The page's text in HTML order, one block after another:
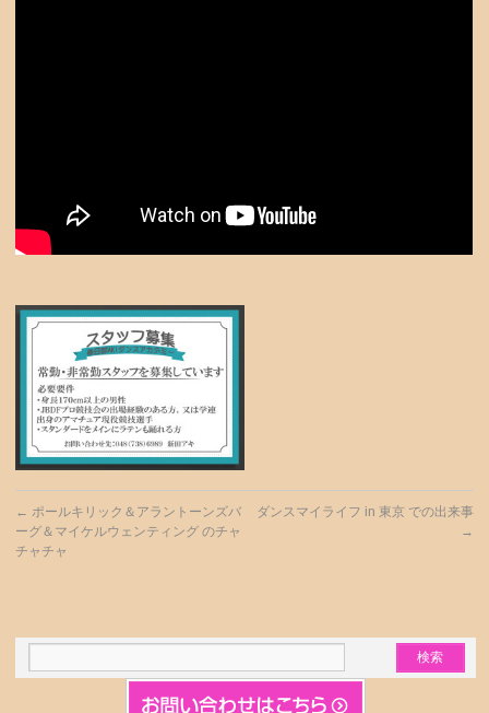
← ポールキリック＆アラントーンズバ
ーグ＆マイケルウェンティング のチャ
チャチャ
ダンスマイライフ in 東京 での出来事
→